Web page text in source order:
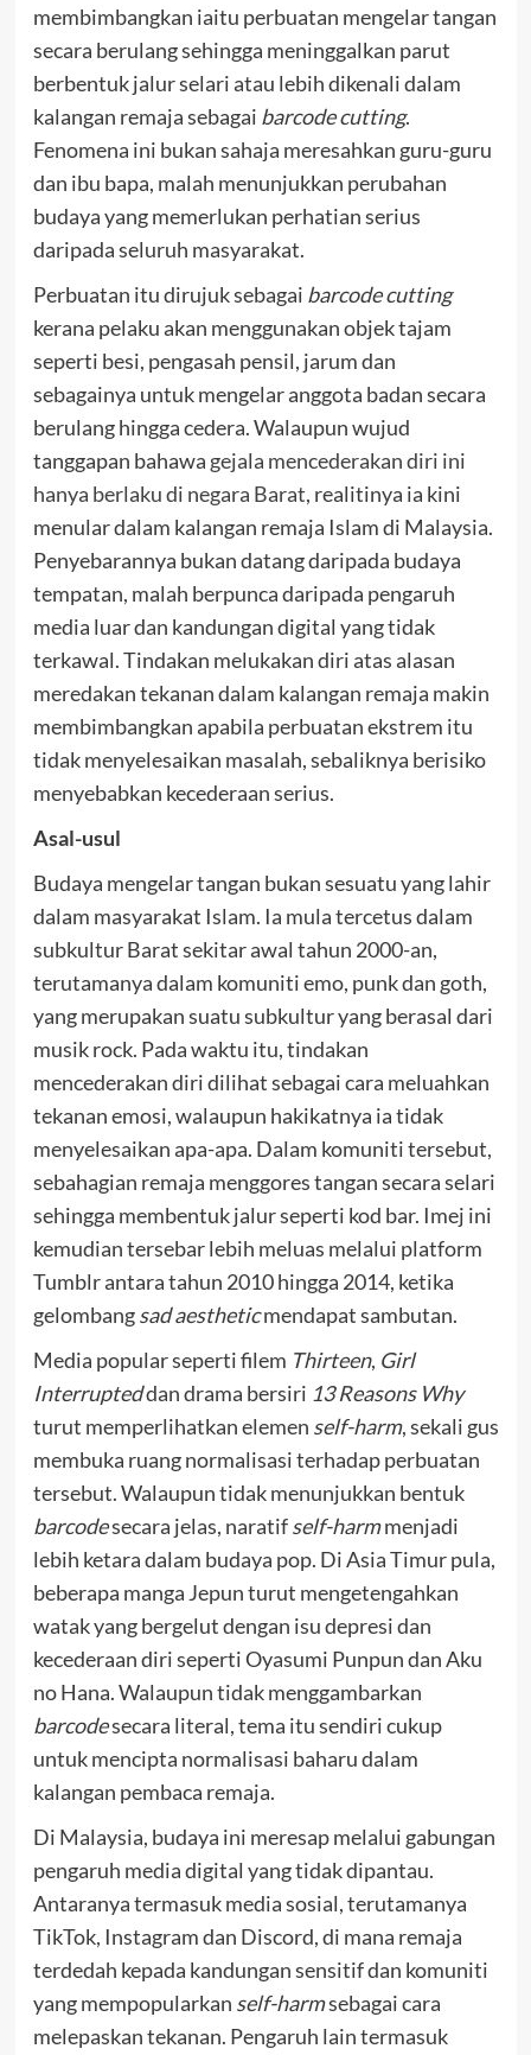
membimbangkan iaitu perbuatan mengelar tangan
secara berulang sehingga meninggalkan parut
berbentuk jalur selari atau lebih dikenali dalam
kalangan remaja sebagai barcode cutting.
Fenomena ini bukan sahaja meresahkan guru-guru
dan ibu bapa, malah menunjukkan perubahan
budaya yang memerlukan perhatian serius
daripada seluruh masyarakat.
Perbuatan itu dirujuk sebagai barcode cutting
kerana pelaku akan menggunakan objek tajam
seperti besi, pengasah pensil, jarum dan
sebagainya untuk mengelar anggota badan secara
berulang hingga cedera. Walaupun wujud
tanggapan bahawa gejala mencederakan diri ini
hanya berlaku di negara Barat, realitinya ia kini
menular dalam kalangan remaja Islam di Malaysia.
Penyebarannya bukan datang daripada budaya
tempatan, malah berpunca daripada pengaruh
media luar dan kandungan digital yang tidak
terkawal. Tindakan melukakan diri atas alasan
meredakan tekanan dalam kalangan remaja makin
membimbangkan apabila perbuatan ekstrem itu
tidak menyelesaikan masalah, sebaliknya berisiko
menyebabkan kecederaan serius.
Asal-usul
Budaya mengelar tangan bukan sesuatu yang lahir
dalam masyarakat Islam. Ia mula tercetus dalam
subkultur Barat sekitar awal tahun 2000-an,
terutamanya dalam komuniti emo, punk dan goth,
yang merupakan suatu subkultur yang berasal dari
musik rock. Pada waktu itu, tindakan
mencederakan diri dilihat sebagai cara meluahkan
tekanan emosi, walaupun hakikatnya ia tidak
menyelesaikan apa-apa. Dalam komuniti tersebut,
sebahagian remaja menggores tangan secara selari
sehingga membentuk jalur seperti kod bar. Imej ini
kemudian tersebar lebih meluas melalui platform
Tumblr antara tahun 2010 hingga 2014, ketika
gelombangsad aestheticmendapat sambutan.
Media popular seperti filem Thirteen, Girl
Interrupteddan drama bersiri 13 Reasons Why
turut memperlihatkan elemen self-harm, sekali gus
membuka ruang normalisasi terhadap perbuatan
tersebut. Walaupun tidak menunjukkan bentuk
barcodesecara jelas, naratifself-harmmenjadi
lebih ketara dalam budaya pop. Di Asia Timur pula,
beberapa manga Jepun turut mengetengahkan
watak yang bergelut dengan isu depresi dan
kecederaan diri seperti Oyasumi Punpun dan Aku
no Hana. Walaupun tidak menggambarkan
barcodesecara literal, tema itu sendiri cukup
untuk mencipta normalisasi baharu dalam
kalangan pembaca remaja.
Di Malaysia, budaya ini meresap melalui gabungan
pengaruh media digital yang tidak dipantau.
Antaranya termasuk media sosial, terutamanya
TikTok, Instagram dan Discord, di mana remaja
terdedah kepada kandungan sensitif dan komuniti
yang mempopularkan self-harmsebagai cara
melepaskan tekanan. Pengaruh lain termasuk